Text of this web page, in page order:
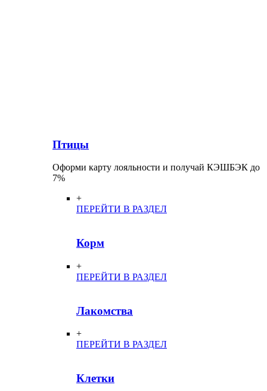
Птицы
Оформи карту лояльности и получай КЭШБЭК до
7%
+
ПЕРЕЙТИ В РАЗДЕЛ
Корм
+
ПЕРЕЙТИ В РАЗДЕЛ
Лакомства
+
ПЕРЕЙТИ В РАЗДЕЛ
Клетки